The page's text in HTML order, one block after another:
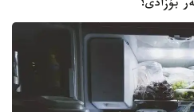
بۇزادى؟